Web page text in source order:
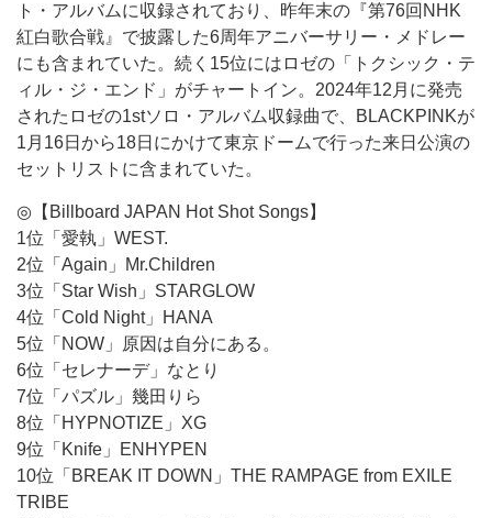
ト・アルバムに収録されており、昨年末の『第76回NHK
紅白歌合戦』で披露した6周年アニバーサリー・メドレー
にも含まれていた。続く15位にはロゼの「トクシック・テ
ィル・ジ・エンド」がチャートイン。2024年12月に発売
されたロゼの1stソロ・アルバム収録曲で、BLACKPINKが
1月16日から18日にかけて東京ドームで行った来日公演の
セットリストに含まれていた。
◎【Billboard JAPAN Hot Shot Songs】
1位「愛執」WEST.
2位「Again」Mr.Children
3位「Star Wish」STARGLOW
4位「Cold Night」HANA
5位「NOW」原因は自分にある。
6位「セレナーデ」なとり
7位「パズル」幾田りら
8位「HYPNOTIZE」XG
9位「Knife」ENHYPEN
10位「BREAK IT DOWN」THE RAMPAGE from EXILE
TRIBE